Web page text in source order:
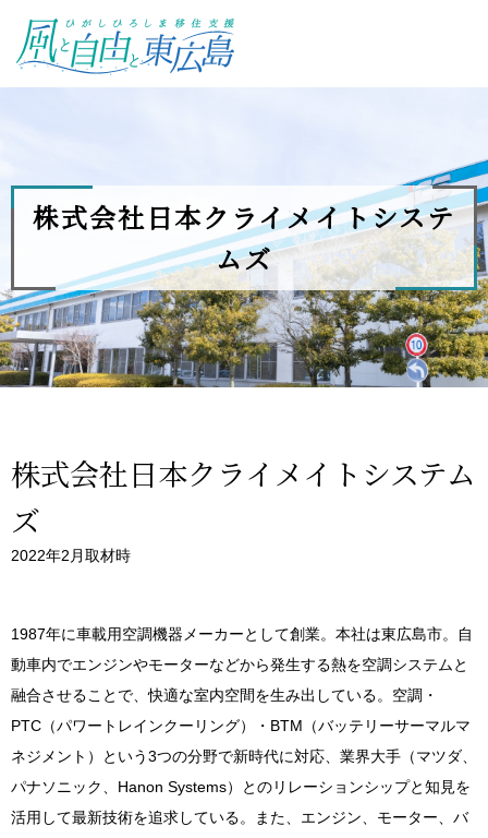
ひがしひろしま移住支援 風と自
由と東広島
株式会社日本クライメイトシステ
ムズ
株式会社日本クライメイトシステム
ズ
2022年2月取材時
1987年に車載用空調機器メーカーとして創業。本社は東広島市。自
動車内でエンジンやモーターなどから発生する熱を空調システムと
融合させることで、快適な室内空間を生み出している。空調・
PTC（パワートレインクーリング）・BTM（バッテリーサーマルマ
ネジメント）という3つの分野で新時代に対応、業界大手（マツダ、
パナソニック、Hanon Systems）とのリレーションシップと知見を
活用して最新技術を追求している。また、エンジン、モーター、バ